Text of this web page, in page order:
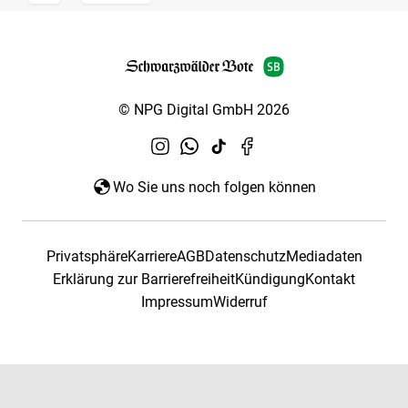
© NPG Digital GmbH 2026
Wo Sie uns noch folgen können
PrivatsphäreKarriereAGBDatenschutzMediadaten
Erklärung zur BarrierefreiheitKündigungKontakt
ImpressumWiderruf